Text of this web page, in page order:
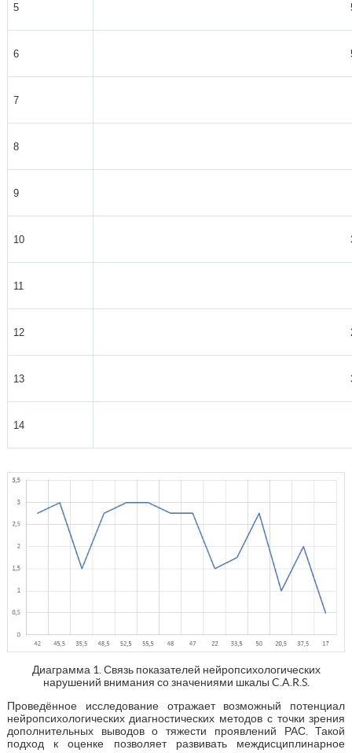
5
6
7
8
9
10
11
12
13
14
Диаграмма 1. Связь показателей нейропсихологических
нарушений внимания со значениями шкалы C.A.R.S.
Проведённое исследование отражает возможный потенциал
нейропсихологических диагностических методов с точки зрения
дополнительных выводов о тяжести проявлений РАС. Такой
подход к оценке позволяет развивать междисциплинарное